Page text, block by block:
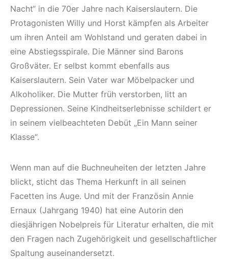
Nacht“ in die 70er Jahre nach Kaiserslautern. Die
Protagonisten Willy und Horst kämpfen als Arbeiter
um ihren Anteil am Wohlstand und geraten dabei in
eine Abstiegsspirale. Die Männer sind Barons
Großväter. Er selbst kommt ebenfalls aus
Kaiserslautern. Sein Vater war Möbelpacker und
Alkoholiker. Die Mutter früh verstorben, litt an
Depressionen. Seine Kindheitserlebnisse schildert er
in seinem vielbeachteten Debüt „Ein Mann seiner
Klasse“.
Wenn man auf die Buchneuheiten der letzten Jahre
blickt, sticht das Thema Herkunft in all seinen
Facetten ins Auge. Und mit der Französin Annie
Ernaux (Jahrgang 1940) hat eine Autorin den
diesjährigen Nobelpreis für Literatur erhalten, die mit
den Fragen nach Zugehörigkeit und gesellschaftlicher
Spaltung auseinandersetzt.